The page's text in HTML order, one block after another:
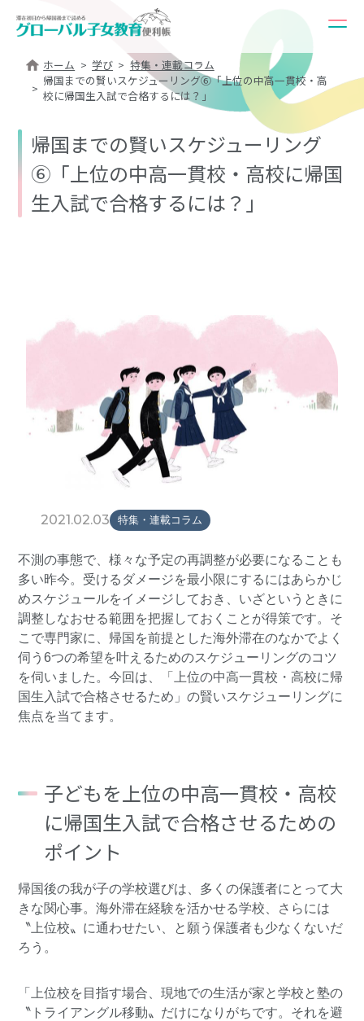
ホーム 学び
特集・連載コラム
帰国までの賢いスケジューリング⑥「上位の中高一貫校・高
校に帰国生入試で合格するには？」
帰国までの賢いスケジューリング
⑥「上位の中高一貫校・高校に帰国
生入試で合格するには？」
2021.02.03 特集・連載コラム
不測の事態で、様々な予定の再調整が必要になることも
多い昨今。受けるダメージを最小限にするにはあらかじ
めスケジュールをイメージしておき、いざというときに
調整しなおせる範囲を把握しておくことが得策です。そ
こで専門家に、帰国を前提とした海外滞在のなかでよく
伺う6つの希望を叶えるためのスケジューリングのコツ
を伺いました。今回は、「上位の中高一貫校・高校に帰
国生入試で合格させるため」の賢いスケジューリングに
焦点を当てます。
子どもを上位の中高一貫校・高校
に帰国生入試で合格させるための
ポイント
帰国後の我が子の学校選びは、多くの保護者にとって大
きな関心事。海外滞在経験を活かせる学校、さらには
〝上位校〟に通わせたい、と願う保護者も少なくないだ
ろう。
「上位校を目指す場合、現地での生活が家と学校と塾の
〝トライアングル移動〟だけになりがちです。それを避